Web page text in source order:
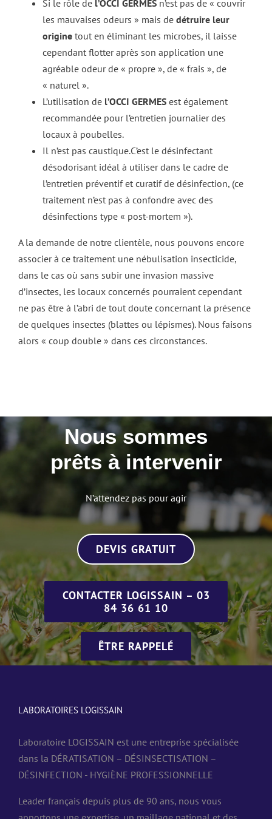
Si le rôle de l’OCCI GERMES n’est pas de « couvrir
les mauvaises odeurs » mais de détruire leur
origine tout en éliminant les microbes, il laisse
cependant flotter après son application une
agréable odeur de « propre », de « frais », de
« naturel ».
L’utilisation de l’OCCI GERMES est également
recommandée pour l’entretien journalier des
locaux à poubelles.
Il n’est pas caustique.C’est le désinfectant
désodorisant idéal à utiliser dans le cadre de
l’entretien préventif et curatif de désinfection, (ce
traitement n’est pas à confondre avec des
désinfections type « post-mortem »).
A la demande de notre clientèle, nous pouvons encore
associer à ce traitement une nébulisation insecticide,
dans le cas où sans subir une invasion massive
d’insectes, les locaux concernés pourraient cependant
ne pas être à l’abri de tout doute concernant la présence
de quelques insectes (blattes ou lépismes). Nous faisons
alors « coup double » dans ces circonstances.
Nous sommes
prêts à intervenir
N’attendez pas pour agir
DEVIS GRATUIT
CONTACTER LOGISSAIN – 03
84 36 61 10
ÊTRE RAPPELÉ
LABORATOIRES LOGISSAIN
Laboratoire LOGISSAIN est une entreprise spécialisée
dans la DÉRATISATION – DÉSINSECTISATION –
DÉSINFECTION - HYGIÈNE PROFESSIONNELLE
Leader français depuis plus de 90 ans, nous vous